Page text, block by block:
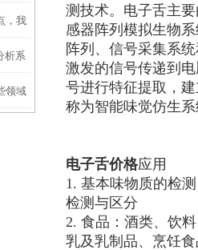
，我
析系
的应
领域
测技术。电子舌主
感器阵列模拟生物
阵列、信号采集系
激发的信号传递到
号进行特征提取，
称为智能味觉仿生
电子舌价格应用
1. 基本味物质的检
检测与区分
2. 食品：酒类、饮
乳及乳制品、烹饪